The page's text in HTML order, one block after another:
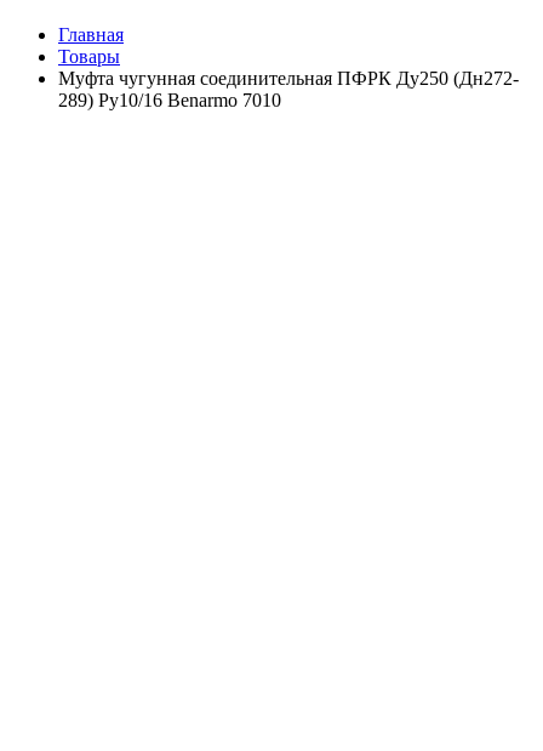
Главная
Товары
Муфта чугунная соединительная ПФРК Ду250 (Дн272-
289) Ру10/16 Benarmo 7010